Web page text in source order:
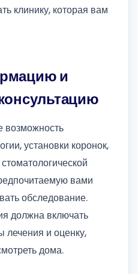
клинику, которая вам
и
возможность
установки коронок,
вами
обследование.
должна включать
лечения и оценку,
дома.